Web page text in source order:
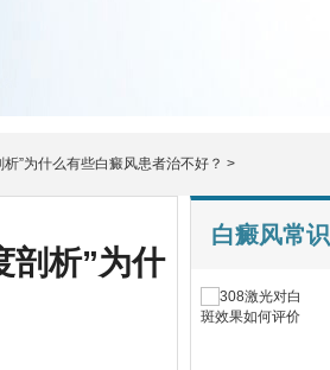
”为什么有些白癜风患者治不好？ >
剖析”为什
白癜风常识